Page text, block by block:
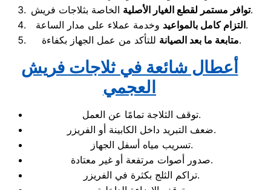
توافر مستمر لقطع الغيار الأصليةالخاصة بثلاجات فريش.
التزام كامل بالمواعيدوخدمة عملاء على مدار الساعة.
متابعة ما بعد الصيانةللتأكد من عمل الجهاز بكفاءة.
أعطال شائعة في ثلاجات فريش
العجمي
توقف الثلاجة تمامًا عن العمل.
ضعف التبريد داخل الكابينة أو الفريزر.
تسريب مياه أسفل الجهاز.
صدور أصوات مرتفعة أو غير معتادة.
تراكم الثلج بكثرة في الفريزر.